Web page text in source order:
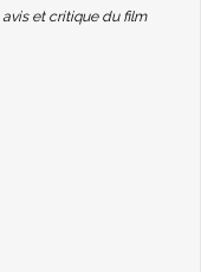
et critique du film